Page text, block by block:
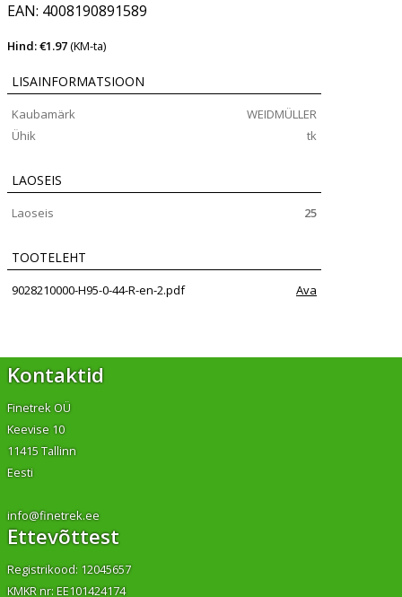
EAN: 4008190891589
Hind: €1.97(KM-ta)
LISAINFORMATSIOON
Kaubamärk
WEIDMÜLLER
Ühik
tk
LAOSEIS
Laoseis 25
TOOTELEHT
9028210000-H95-0-44-R-en-2.pdf Ava
Kontaktid
Finetrek OÜ
Keevise 10
11415 Tallinn
Eesti
info@finetrek.ee
Ettevõttest
Registrikood: 12045657
KMKR nr: EE101424174